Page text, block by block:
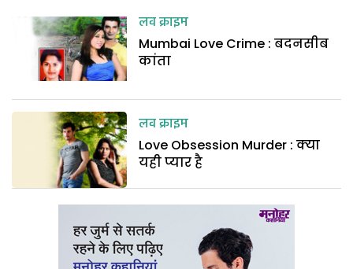
लव क्राइम
Mumbai Love Crime : बदनसीब
कांता
लव क्राइम
Love Obsession Murder : क्या
यही प्यार है